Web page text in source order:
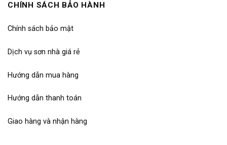
CHÍNH SÁCH BẢO HÀNH
Chính sách bảo mật
Dịch vụ sơn nhà giá rẻ
Hướng dẫn mua hàng
Hướng dẫn thanh toán
Giao hàng và nhận hàng